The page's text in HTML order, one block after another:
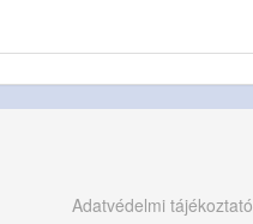
Adatvédelmi tájékoztató